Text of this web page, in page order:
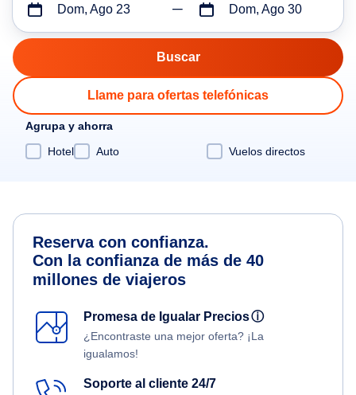
Dom, Ago 23 Dom, Ago 30
Llame para ofertas telefónicas
Agrupa y ahorra
Hotel
Auto Vuelos directos
Reserva con confianza.
Con la confianza de más de 40
millones de viajeros
Promesa de Igualar Preciosⓘ
¿Encontraste una mejor oferta? ¡La
igualamos!
Soporte al cliente 24/7